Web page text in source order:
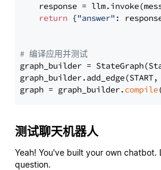
response =
return {"answer" :
# 编译应用并测试
graph_builder =
graph_builder.add_edge(START,
graph = graph_builder.compile
测试聊天机器人
Yeah! You've built your own
question.